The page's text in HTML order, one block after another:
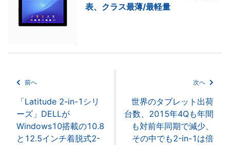
表、クラス最薄/最軽量
前へ
「Latitude 2-in-1シリ
ーズ」DELLが
Windows10搭載の10.8
と12.5インチ着脱式2-
次へ
世界のタブレット出荷
台数、2015年4Qも年間
も対前年同期で減少、
その中でも2-in-1は倍